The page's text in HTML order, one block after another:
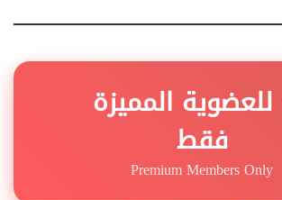
للعضوية المميزة
فقط
Premium Members Only